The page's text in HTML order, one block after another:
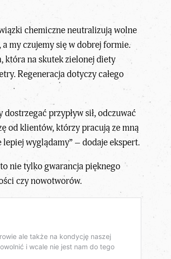
chemiczne neutralizują wolne
a my czujemy się w dobrej formie.
która na skutek zielonej diety
Regeneracja dotyczy całego
przypływ sił, odczuwać
od klientów, którzy pracują ze mną
wyglądamy” – dodaje ekspert.
nie tylko gwarancja pięknego
czy nowotworów.